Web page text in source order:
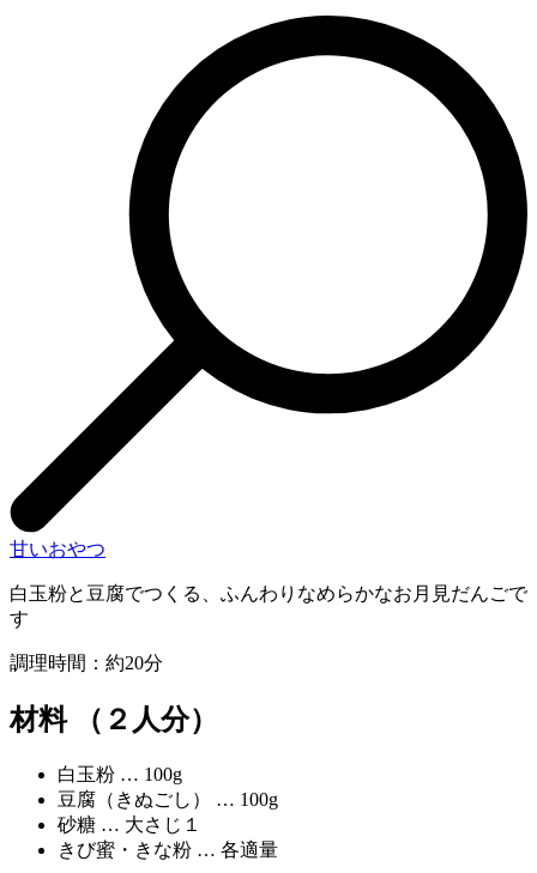
甘いおやつ
白玉粉と豆腐でつくる、ふんわりなめらかなお月見だんごで
す
調理時間：約20分
材料 （２人分）
白玉粉 … 100g
豆腐（きぬごし） … 100g
砂糖 … 大さじ１
きび蜜・きな粉 … 各適量